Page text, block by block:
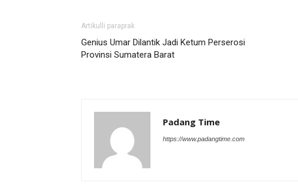
Artikulli paraprak
Genius Umar Dilantik Jadi Ketum Perserosi
Provinsi Sumatera Barat
Padang Time
https://www.padangtime.com